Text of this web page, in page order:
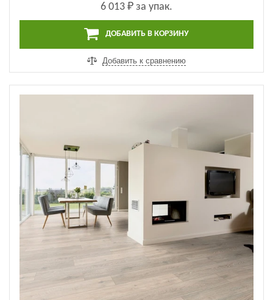
6 013 ₽ за упак.
ДОБАВИТЬ В КОРЗИНУ
Добавить к сравнению